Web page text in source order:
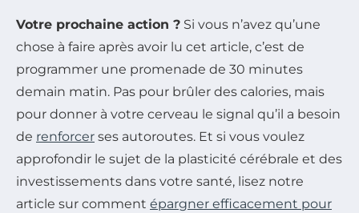
Votre prochaine action ? Si vous n’avez qu’une
chose à faire après avoir lu cet article, c’est de
programmer une promenade de 30 minutes
demain matin. Pas pour brûler des calories, mais
pour donner à votre cerveau le signal qu’il a besoin
de renforcer ses autoroutes. Et si vous voulez
approfondir le sujet de la plasticité cérébrale et des
investissements dans votre santé, lisez notre
article sur comment épargner efficacement pour